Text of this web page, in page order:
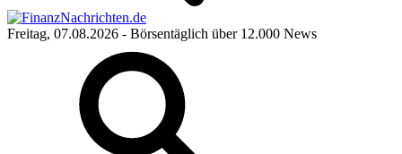
Freitag, 07.08.2026 - Börsentäglich über 12.000 News